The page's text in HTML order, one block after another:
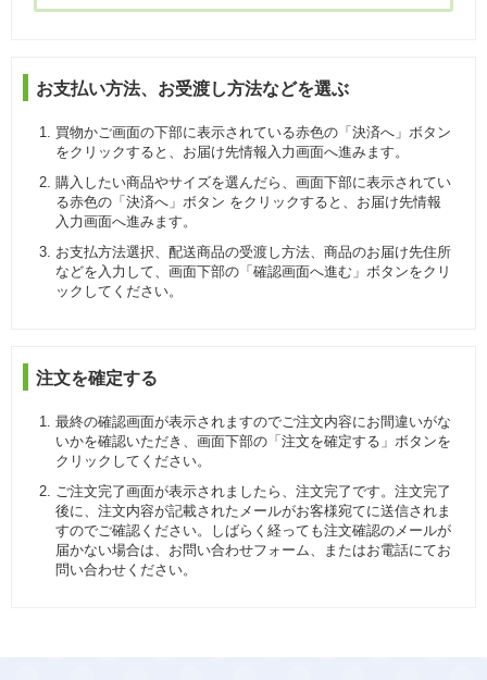
お支払い方法、お受渡し方法などを選ぶ
買物かご画面の下部に表示されている赤色の「決済へ」ボタン
をクリックすると、お届け先情報入力画面へ進みます。
購入したい商品やサイズを選んだら、画面下部に表示されてい
る赤色の「決済へ」ボタン をクリックすると、お届け先情報
入力画面へ進みます。
お支払方法選択、配送商品の受渡し方法、商品のお届け先住所
などを入力して、画面下部の「確認画面へ進む」ボタンをクリ
ックしてください。
注文を確定する
最終の確認画面が表示されますのでご注文内容にお間違いがな
いかを確認いただき、画面下部の「注文を確定する」ボタンを
クリックしてください。
ご注文完了画面が表示されましたら、注文完了です。注文完了
後に、注文内容が記載されたメールがお客様宛てに送信されま
すのでご確認ください。しばらく経っても注文確認のメールが
届かない場合は、お問い合わせフォーム、またはお電話にてお
問い合わせください。